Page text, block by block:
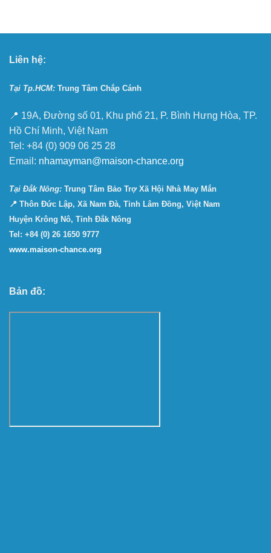
Liên hệ:
Tại Tp.HCM: Trung Tâm Chắp Cánh
📍 19A, Đường số 01, Khu phố 21, P. Bình Hưng Hòa, TP.
Hồ Chí Minh, Việt Nam
Tel: +84 (0) 909 06 25 28
Email: nhamayman@maison-chance.org
Tại Ðắk Nông: Trung Tâm Bảo Trợ Xã Hội Nhà May Mắn
📍 Thôn Đức Lập, Xã Nam Đà, Tỉnh Lâm Đồng, Việt Nam
Huyện Krông Nô, Tỉnh Đắk Nông
Tel: +84 (0) 26 1650 9777
www.maison-chance.org
Bản đồ: